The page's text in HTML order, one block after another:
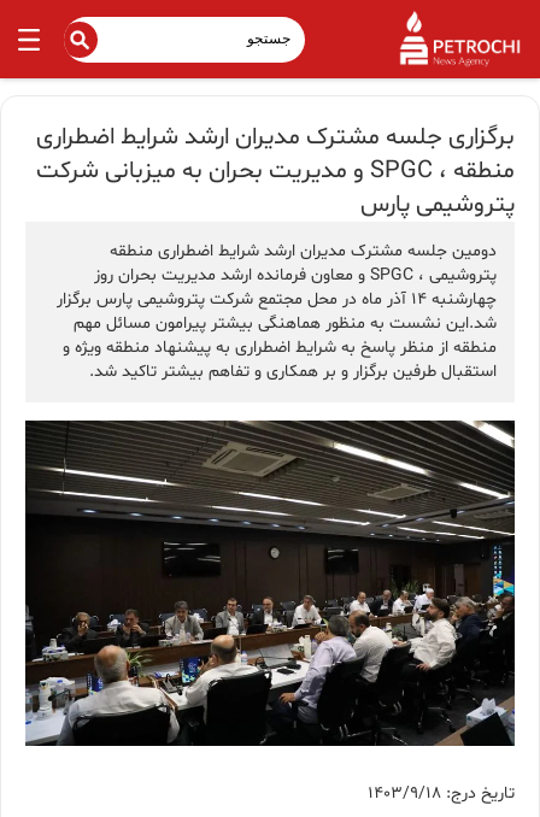
برگزاری جلسه مشترک مدیران ارشد شرایط اضطراری
منطقه ، SPGC و مدیریت بحران به میزبانی شرکت
پتروشیمی پارس
دومین جلسه مشترک مدیران ارشد شرایط اضطراری منطقه
پتروشیمی ، SPGC و معاون فرمانده ارشد مدیریت بحران روز
چهارشنبه 14 آذر ماه در محل مجتمع شرکت پتروشیمی پارس برگزار
شد.این نشست به منظور هماهنگی بیشتر پیرامون مسائل مهم
منطقه از منظر پاسخ به شرایط اضطراری به پیشنهاد منطقه ویژه و
استقبال طرفین برگزار و بر همکاری و تفاهم بیشتر تاکید شد.
تاریخ درج: 1403/9/18